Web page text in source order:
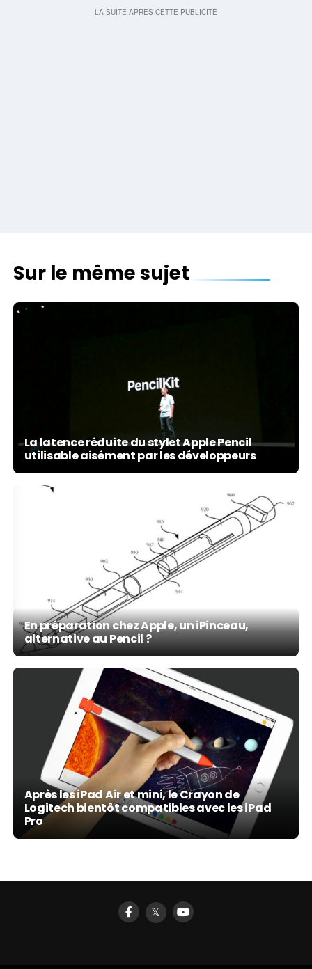
Sur le même sujet
La latence réduite du stylet Apple Pencil
utilisable aisément par les développeurs
En préparation chez Apple, un iPinceau,
alternative au Pencil ?
Après les iPad Air et mini, le Crayon de
Logitech bientôt compatibles avec les iPad
Pro
𝕏